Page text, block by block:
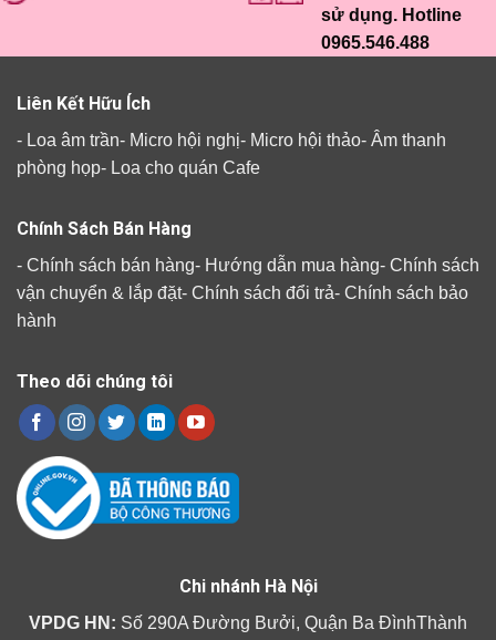
sử dụng. Hotline
0965.546.488
Liên Kết Hữu Ích
- Loa âm trần- Micro hội nghị- Micro hội thảo- Âm thanh
phòng họp- Loa cho quán Cafe
Chính Sách Bán Hàng
- Chính sách bán hàng- Hướng dẫn mua hàng- Chính sách
vận chuyển & lắp đặt- Chính sách đổi trả- Chính sách bảo
hành
Theo dõi chúng tôi
Chi nhánh Hà Nội
VPDG HN: Số 290A Đường Bưởi, Quận Ba ĐìnhThành